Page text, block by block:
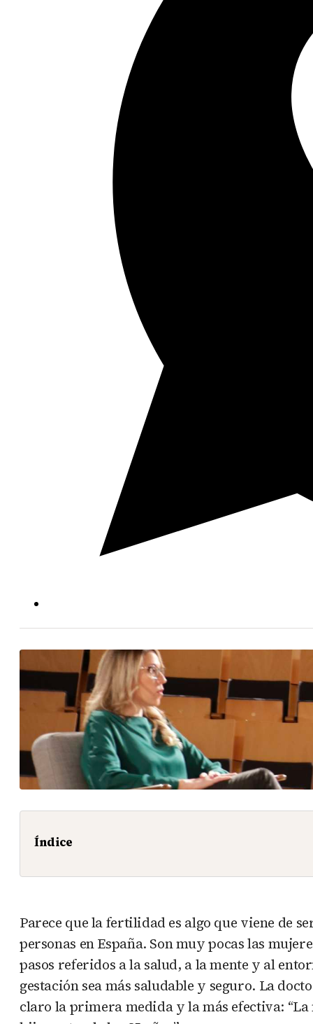
Índice
Parece que la fertilidad es algo que viene de
personas en España. Son muy pocas las
pasos referidos a la salud, a la mente y al
gestación sea más saludable y seguro. La
claro la primera medida y la más efectiva: